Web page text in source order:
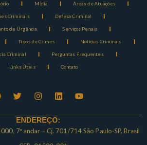
Mídia Áreas de Atuações
Criminais Defesa Criminal
de Urgência Serviços Penais
Tipos de Crimes Notícias Criminais
Criminal Perguntas Frequentes
Links Úteis Contato
ENDEREÇO:
7º andar – Cj. 701/714 São Paulo-SP, Brasil